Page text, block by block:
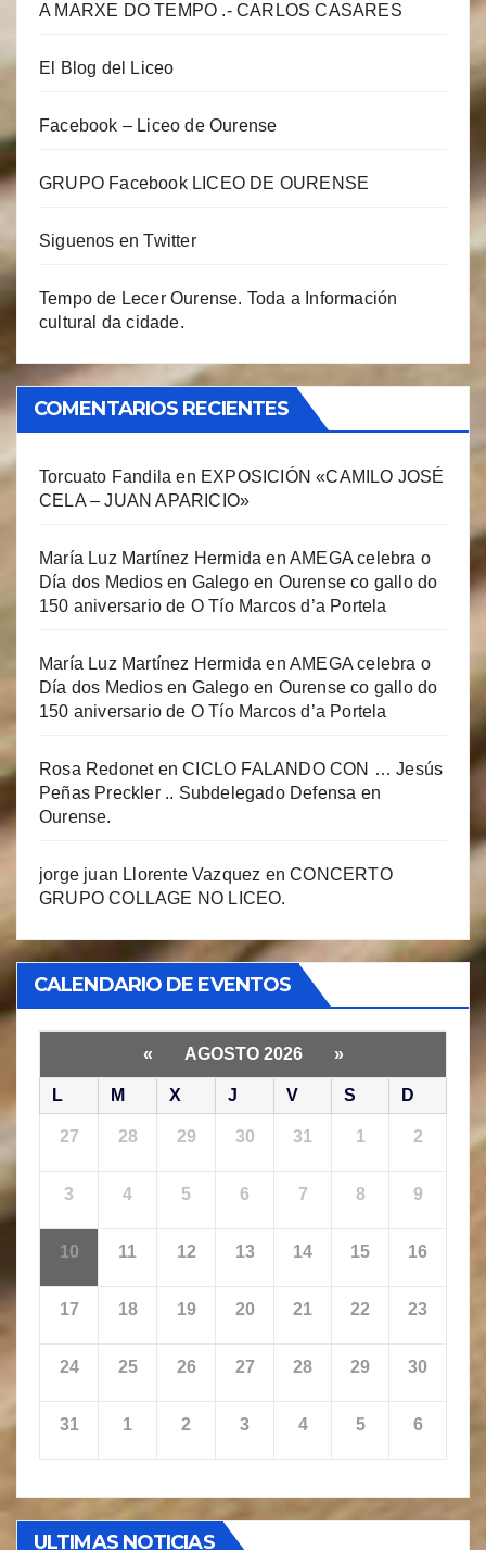
A MARXE DO TEMPO .- CARLOS CASARES
El Blog del Liceo
Facebook – Liceo de Ourense
GRUPO Facebook LICEO DE OURENSE
Siguenos en Twitter
Tempo de Lecer Ourense. Toda a Información
cultural da cidade.
COMENTARIOS RECIENTES
Torcuato Fandila en EXPOSICIÓN «CAMILO JOSÉ
CELA – JUAN APARICIO»
María Luz Martínez Hermida enAMEGA celebra o
Día dos Medios en Galego en Ourense co gallo do
150 aniversario de O Tío Marcos d’a Portela
María Luz Martínez Hermida enAMEGA celebra o
Día dos Medios en Galego en Ourense co gallo do
150 aniversario de O Tío Marcos d’a Portela
Rosa RedonetenCICLO FALANDO CON … Jesús
Peñas Preckler .. Subdelegado Defensa en
Ourense.
jorge juan Llorente Vazquez enCONCERTO
GRUPO COLLAGE NO LICEO.
CALENDARIO DE EVENTOS
« AGOSTO 2026 »
L M X J V S D
27 28 29 30 31 1 2
3 4 5 6 7 8 9
10 11 12 13 14 15 16
17 18 19 20 21 22 23
24 25 26 27 28 29 30
31 1 2 3 4 5 6
ULTIMAS NOTICIAS